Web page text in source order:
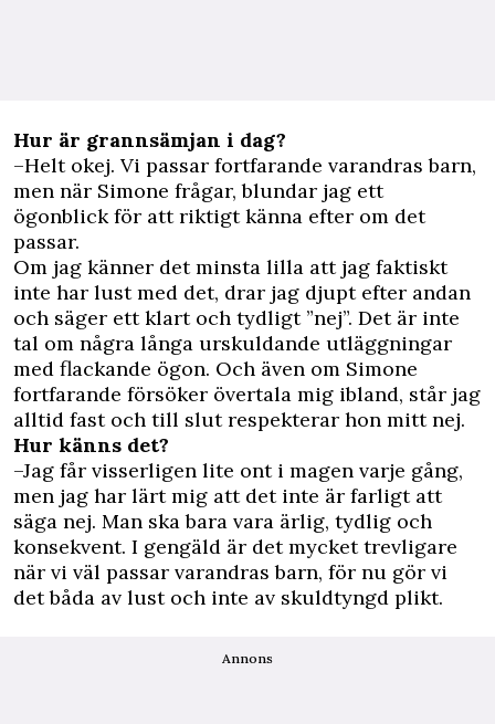
Hur är grannsämjan i dag?
–Helt okej. Vi passar fortfarande varandras barn,
men när Simone frågar, blundar jag ett
ögonblick för att riktigt känna efter om det
passar.
Om jag känner det minsta lilla att jag faktiskt
inte har lust med det, drar jag djupt efter andan
och säger ett klart och tydligt ”nej”. Det är inte
tal om några långa urskuldande utläggningar
med flackande ögon. Och även om Simone
fortfarande försöker övertala mig ibland, står jag
alltid fast och till slut respekterar hon mitt nej.
Hur känns det?
–Jag får visserligen lite ont i magen varje gång,
men jag har lärt mig att det inte är farligt att
säga nej. Man ska bara vara ärlig, tydlig och
konsekvent. I gengäld är det mycket trevligare
när vi väl passar varandras barn, för nu gör vi
det båda av lust och inte av skuldtyngd plikt.
Annons